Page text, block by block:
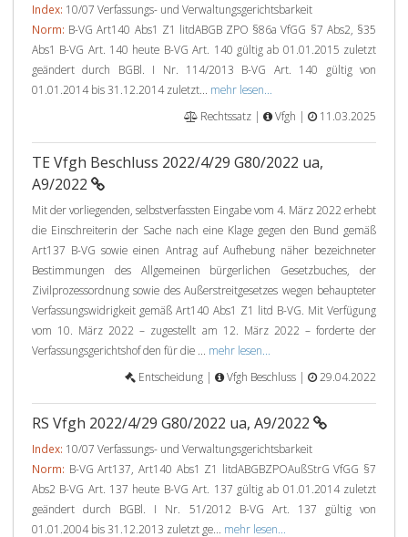
Index: 10/07 Verfassungs- und Verwaltungsgerichtsbarkeit
Norm: B-VG Art140 Abs1 Z1 litdABGB ZPO §86a VfGG §7 Abs2, §35
Abs1 B-VG Art. 140 heute B-VG Art. 140 gültig ab 01.01.2015 zuletzt
geändert durch BGBl. I Nr. 114/2013 B-VG Art. 140 gültig von
01.01.2014 bis 31.12.2014 zuletzt... mehr lesen...
Rechtssatz |
Vfgh | 11.03.2025
TE Vfgh Beschluss 2022/4/29 G80/2022 ua,
A9/2022
Mit der vorliegenden, selbstverfassten Eingabe vom 4. März 2022 erhebt
die Einschreiterin der Sache nach eine Klage gegen den Bund gemäß
Art137 B-VG sowie einen Antrag auf Aufhebung näher bezeichneter
Bestimmungen des Allgemeinen bürgerlichen Gesetzbuches, der
Zivilprozessordnung sowie des Außerstreitgesetzes wegen behaupteter
Verfassungswidrigkeit gemäß Art140 Abs1 Z1 litd B-VG. Mit Verfügung
vom 10. März 2022 – zugestellt am 12. März 2022 – forderte der
Verfassungsgerichtshof den für die ... mehr lesen...
Entscheidung |
Vfgh Beschluss | 29.04.2022
RS Vfgh 2022/4/29 G80/2022 ua, A9/2022
Index: 10/07 Verfassungs- und Verwaltungsgerichtsbarkeit
Norm: B-VG Art137, Art140 Abs1 Z1 litdABGBZPOAußStrG VfGG §7
Abs2 B-VG Art. 137 heute B-VG Art. 137 gültig ab 01.01.2014 zuletzt
geändert durch BGBl. I Nr. 51/2012 B-VG Art. 137 gültig von
01.01.2004 bis 31.12.2013 zuletzt ge... mehr lesen...